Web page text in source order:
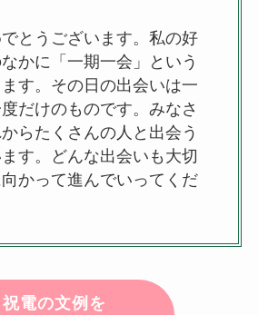
とうございます。私の好
かに「一期一会」という
す。その日の出会いは一
だけのものです。みなさ
らたくさんの人と出会う
す。どんな出会いも大切
かって進んでいってくだ
祝電の文例を